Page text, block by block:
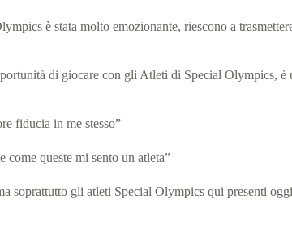
è stata molto emozionante, riescono a
di giocare con gli Atleti di Special Olympics,
fiducia in me stesso”
come queste mi sento un atleta”
soprattutto gli atleti Special Olympics qui presenti